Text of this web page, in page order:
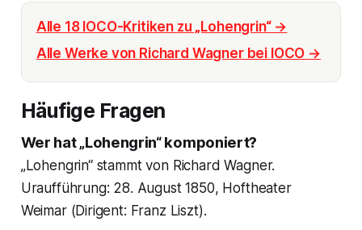
Alle 18 IOCO-Kritiken zu „Lohengrin“ →
Alle Werke von Richard Wagner bei IOCO →
Häufige Fragen
Wer hat „Lohengrin“ komponiert?
„Lohengrin“ stammt von Richard Wagner.
Uraufführung: 28. August 1850, Hoftheater
Weimar (Dirigent: Franz Liszt).